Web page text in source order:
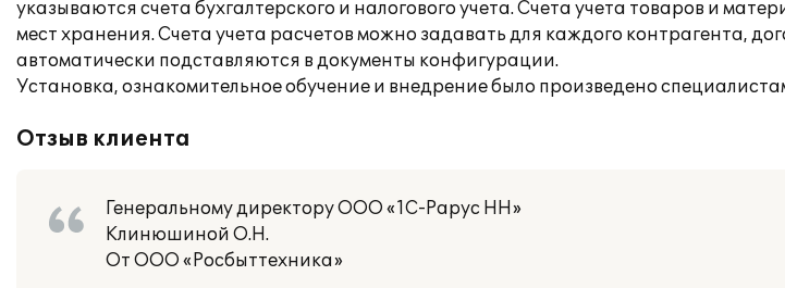
указываются счета бухгалтерского и налогового учета. Счета учета товаров и
мест хранения. Счета учета расчетов можно задавать для каждого контрагента,
автоматически подставляются в документы конфигурации.
Установка, ознакомительное обучение и внедрение было произведено
Отзыв клиента
Генеральному директору ООО «1С-Рарус НН»
Клинюшиной О.Н.
От ООО «Росбыттехника»